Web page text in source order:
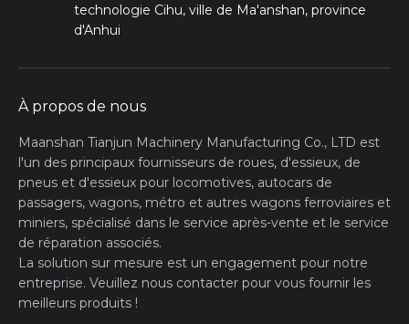
technologie Cihu, ville de Ma'anshan, province
d'Anhui
À propos de nous
Maanshan Tianjun Machinery Manufacturing Co., LTD est
l'un des principaux fournisseurs de roues, d'essieux, de
pneus et d'essieux pour locomotives, autocars de
passagers, wagons, métro et autres wagons ferroviaires et
miniers, spécialisé dans le service après-vente et le service
de réparation associés.
La solution sur mesure est un engagement pour notre
entreprise. Veuillez nous contacter pour vous fournir les
meilleurs produits !